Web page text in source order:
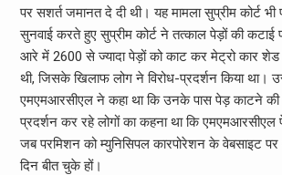
पर सशर्त जमानत दे दी थी। यह मामला सुप्रीम कोर्ट भी
सुनवाई करते हुए सुप्रीम कोर्ट ने तत्काल पेड़ों की कटाई
आरे में 2600 से ज्यादा पेड़ों को काट कर मेट्रो कार शेड
थी, जिसके खिलाफ लोग ने विरोध-प्रदर्शन किया था।
एमएमआरसीएल ने कहा था कि उनके पास पेड़ काटने की
प्रदर्शन कर रहे लोगों का कहना था कि एमएमआरसीएल
जब परमिशन को म्युनिसिपल कारपोरेशन के वेबसाइट
दिन बीत चुके हों।